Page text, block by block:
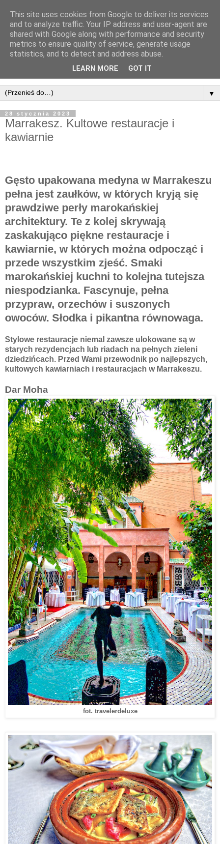
▼
28 stycznia 2023
Marrakesz. Kultowe restauracje i
kawiarnie
Gęsto upakowana medyna w Marrakeszu
pełna jest zaułków, w których kryją się
prawdziwe perły marokańskiej
architektury. Te z kolej skrywają
zaskakująco piękne restauracje i
kawiarnie, w których można odpocząć i
przede wszystkim zjeść. Smaki
marokańskiej kuchni to kolejna tutejsza
niespodzianka. Fascynuje, pełna
przypraw, orzechów i suszonych
owoców. Słodka i pikantna równowaga.
Stylowe restauracje niemal zawsze ulokowane są w
starych rezydencjach lub riadach na pełnych zieleni
dziedzińcach. Przed Wami przewodnik po najlepszych,
kultowych kawiarniach i restauracjach w Marrakeszu.
Dar Moha
fot. travelerdeluxe
This site uses cookies from Google to deliver its services
and to analyze traffic. Your IP address and user-agent are
shared with Google along with performance and security
metrics to ensure quality of service, generate usage
statistics, and to detect and address abuse.
LEARN MORE GOT IT